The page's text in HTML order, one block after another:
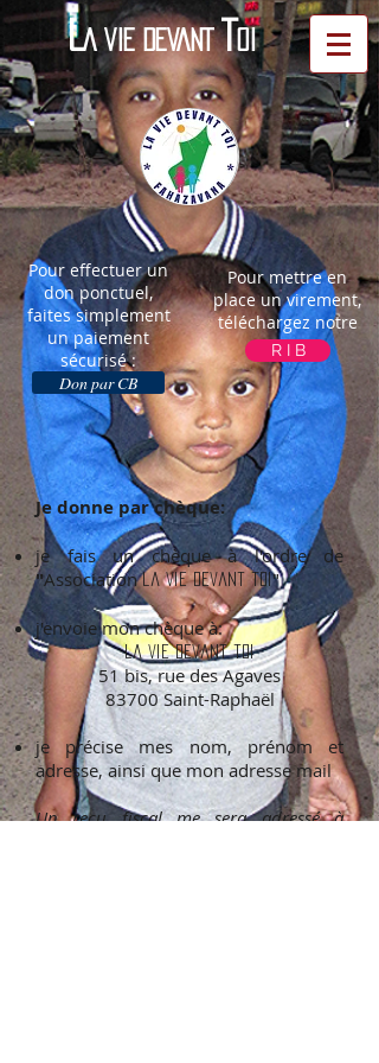
LA VIE DEVANTTOI
Pour effectuer un
don ponctuel,
faites simplement
un paiement
sécurisé :
Don par CB
Pour mettre en
place un virement,
téléchargez notre
R I B
Je donne par chèque:
je fais un chèque à l'ordre de
"Association la vie devant toi"
j'envoie mon chèque à:
la vie devant toi
51 bis, rue des Agaves
83700 Saint-Raphaël
je précise mes nom, prénom et
adresse, ainsi que mon adresse mail
Un reçu fiscal me sera adressé à